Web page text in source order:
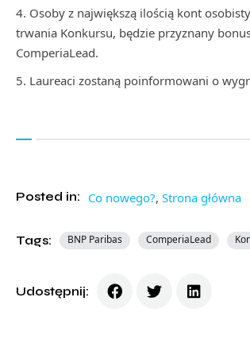
Osoby z największą ilością kont
trwania Konkursu, będzie przyznany
ComperiaLead.
Laureaci zostaną poinformowani o
Posted in: Co nowego?, Strona główna
Tags: BNP Paribas ComperiaLead
Udostępnij: